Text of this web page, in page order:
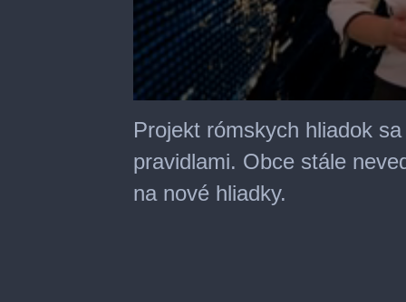
seconds
of
minute,
54
seconds
Projekt rómskych hliadok
pravidlami. Obce stále
na nové hliadky.